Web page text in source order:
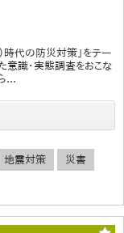
）時代の防災対策」をテー
意識・実態調査をおこな
...
地震対策 災害